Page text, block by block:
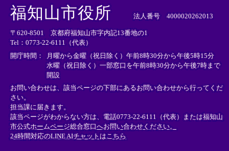
外
部
リ
ン
ク
＞
外
リ
ン
ク
＞
外
部
ン
ク
＞
福知山市役所 法人番号 4000020262013
〒620-8501 京都府福知山市字内記13番地の1
Tel：0773-22-6111（代表）
開庁時間：
月曜から金曜（祝日除く）午前8時30分から午後5時15分
水曜（祝日除く）一部窓口を午前8時30分から午後7時まで
開設
お問い合わせは、該当ページの下部にあるお問い合わせから行ってくだ
さい。
担当課に届きます。
該当ページがわからない方は、電話0773-22-6111（代表）または福知山
市公式ホームページ総合窓口へお問い合わせください。
24時間対応のLINE AIチャットはこちら